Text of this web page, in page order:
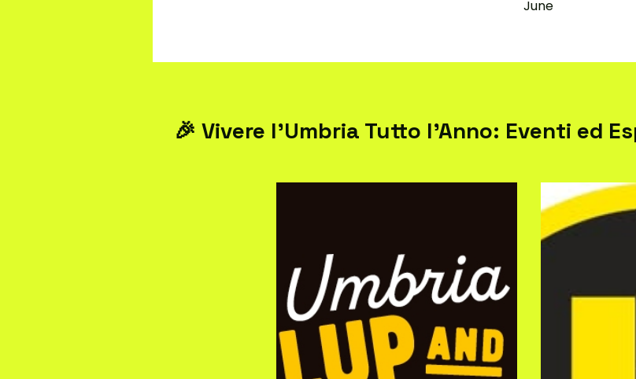
June
🎉 Vivere l’Umbria Tutto l'Anno: Eventi ed